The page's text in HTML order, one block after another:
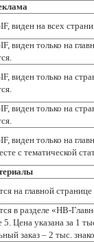
виден на всех
виден только на
виден только на
виден только на
виден только на
с тематической
на главной странице
в разделе «НВ-
5. Цена указана за 1
заказ – 2 тыс.